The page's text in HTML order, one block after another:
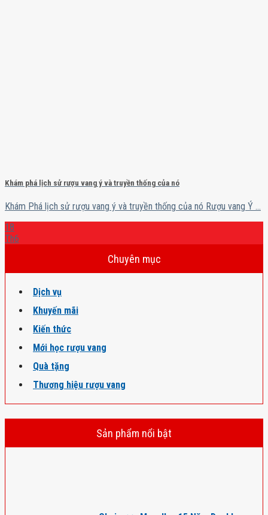
Khám phá lịch sử rượu vang ý và truyền thống của nó
Khám Phá lịch sử rượu vang ý và truyền thống của nó Rượu vang Ý ...
18
Th6
Chuyên mục
Dịch vụ
Khuyến mãi
Kiến thức
Mới học rượu vang
Quà tặng
Thương hiệu rượu vang
Sản phẩm nổi bật